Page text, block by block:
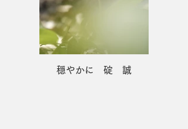
穏やかに 碇 誠